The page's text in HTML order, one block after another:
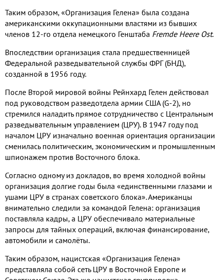
Таким образом, «Организация Гелена» была создана
американскими оккупационными властями из бывших
членов 12-го отдела немецкого Генштаба Fremde Heere Ost.
Впоследствии организация стала предшественницей
Федеральной разведывательной службы ФРГ (БНД),
созданной в 1956 году.
После Второй мировой войны Рейнхард Гелен действовал
под руководством разведотдела армии США (G-2), но
стремился наладить прямое сотрудничество с Центральным
разведывательным управлением (ЦРУ). В 1947 году под
началом ЦРУ изначально военная ориентация организации
сменилась политическим, экономическим и промышленным
шпионажем против Восточного блока.
Согласно одному из докладов, во время холодной войны
организация долгие годы была «единственными глазами и
ушами ЦРУ в странах советского блока». Американцы
внимательно следили за командой Гелена: организация
поставляла кадры, а ЦРУ обеспечивало материальные
запросы для тайных операций, включая финансирование,
автомобили и самолёты.
Таким образом, нацистская «Организация Гелена»
представляла собой сеть ЦРУ в Восточной Европе и